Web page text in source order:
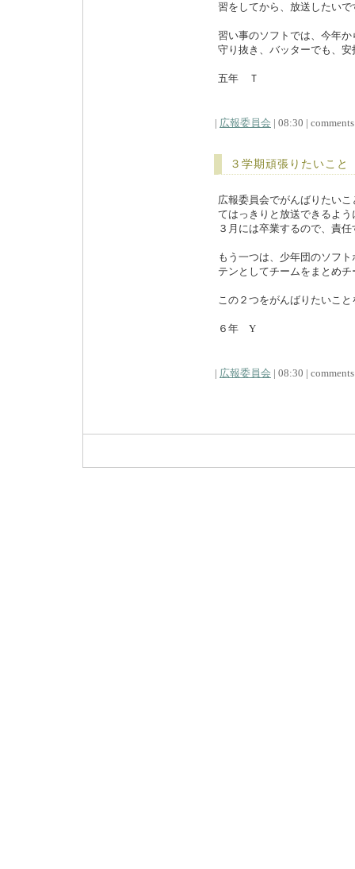
習をしてから、放送したいで
習い事のソフトでは、今年
守り抜き、バッターでも、
五年 Ｔ
| 広報委員会 | 08:30 |
３学期頑張りたいこと
広報委員会でがんばりたい
てはっきりと放送できるよ
３月には卒業するので、責
もう一つは、少年団のソフ
テンとしてチームをまとめ
この２つをがんばりたいこ
６年 Y
| 広報委員会 | 08:30 |